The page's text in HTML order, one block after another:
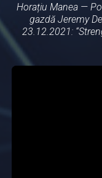
Horațiu Manea —
gazdă Jeremy
23.12.2021: